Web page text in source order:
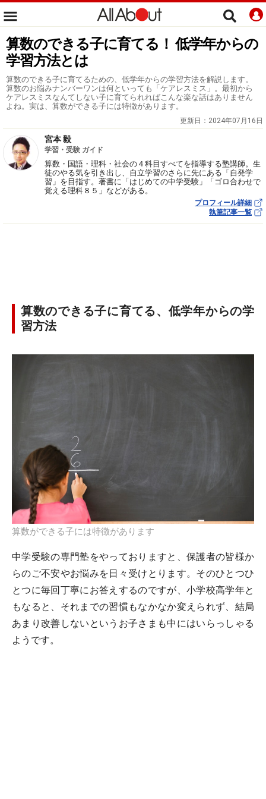
算数のできる子に育てる！ 低学年からの
学習方法とは
算数のできる子に育てるための、低学年からの学習方法を解説します。
算数のお悩みナンバーワンは何といっても「ケアレスミス」。最初から
ケアレスミスなんてしない子に育てられればこんな楽な話はありません
よね。実は、算数ができる子には特徴があります。
更新日： 2024年07月16日
宮本 毅
学習・受験 ガイド
算数・国語・理科・社会の４科目すべてを指導する塾講師。生
徒のやる気を引き出し、自立学習のさらに先にある「自発学
習」を目指す。著書に「はじめての中学受験」「ゴロ合わせで
覚える理科８５」などがある。
プロフィール詳細
執筆記事一覧
算数のできる子に育てる、低学年からの学
習方法
算数ができる子には特徴があります
中学受験の専門塾をやっておりますと、保護者の皆様か
らのご不安やお悩みを日々受けとります。そのひとつひ
とつに毎回丁寧にお答えするのですが、小学校高学年と
もなると、それまでの習慣もなかなか変えられず、結局
あまり改善しないというお子さまも中にはいらっしゃる
ようです。